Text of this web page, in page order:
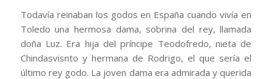
Todavía reinaban los godos en España cuando vivía en
Toledo una hermosa dama, sobrina del rey, llamada
doña Luz. Era hija del príncipe Teodofredo, nieta de
Chindasvisnto y hermana de Rodrigo, el que sería el
último rey godo. La joven dama era admirada y querida